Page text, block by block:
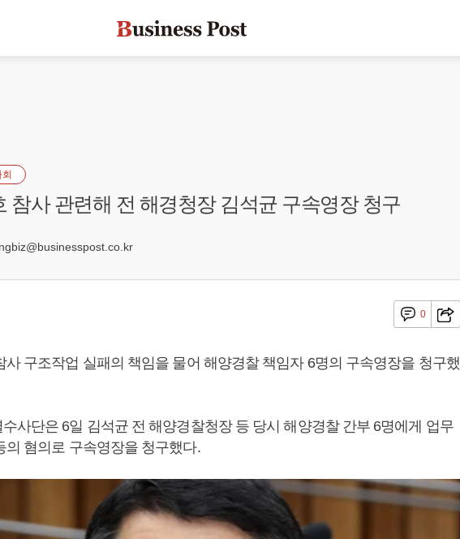
참사 관련해 전 해경청장 김석균 구속영장 청구
0
사 구조작업 실패의 책임을 물어 해양경찰 책임자 6명의 구속영장을 청구했
사단은 6일 김석균 전 해양경찰청장 등 당시 해양경찰 간부 6명에게 업무
의 혐의로 구속영장을 청구했다.